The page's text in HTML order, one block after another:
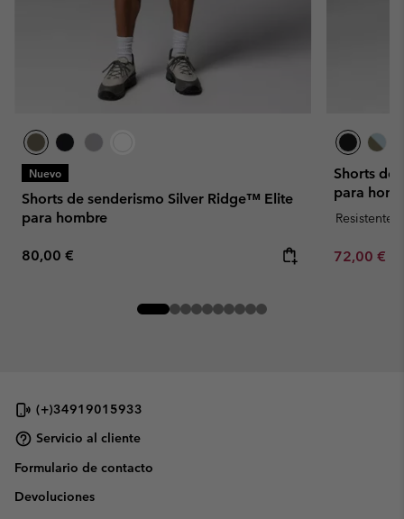
Nuevo
Shorts de senderismo Silver Ridge™ Elite
para hombre
Regular price:
80,00 €
Shorts de
para
Resistente
Minimum
72,00 €
(+)34919015933
Servicio al cliente
Formulario de contacto
Devoluciones